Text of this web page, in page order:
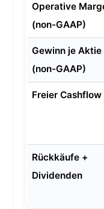
GMV,
Operative
(non-GAAP)
Gewinn je Aktie
(non-GAAP)
Freier Cashflow
Rückkäufe +
Dividenden